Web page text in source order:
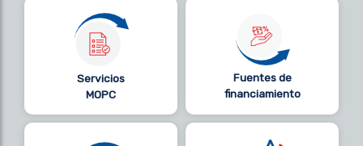
Servicios
MOPC
Fuentes de
financiamiento